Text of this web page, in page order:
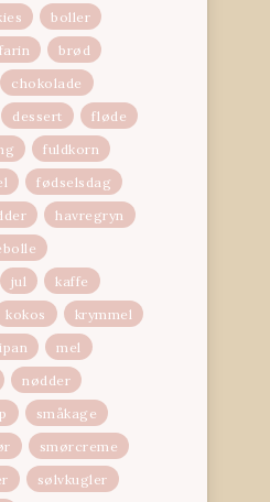
boller
brød
chokolade
dessert
fløde
fuldkorn
fødselsdag
havregryn
jul
kaffe
kokos
krymmel
mel
nødder
småkage
smørcreme
sølvkugler